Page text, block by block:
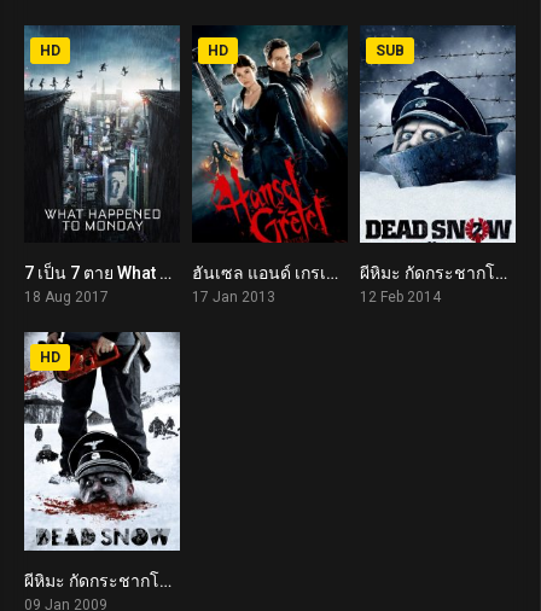
6.9
HD
7 เป็น 7 ตาย What Happened to Monday (2017)
18 Aug 2017
6.1
HD
ฮันเซล แอนด์ เกรเทล : นักล่าแม่มดพันธุ์ดิบ Hansel & Gretel: Witch Hunters (2013)
17 Jan 2013
6.9
SUB
ผีหิมะ กัดกระชากโหด 2 Dead Snow 2: Red vs. Dead (2014)
12 Feb 2014
6.3
HD
ผีหิมะ กัดกระชากโหด Dead Snow (2009)
09 Jan 2009